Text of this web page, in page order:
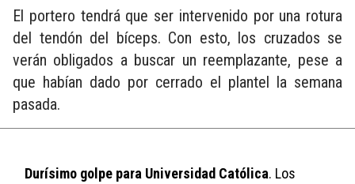
El portero tendrá que ser intervenido por una rotura
del tendón del bíceps. Con esto, los cruzados se
verán obligados a buscar un reemplazante, pese a
que habían dado por cerrado el plantel la semana
pasada.
Durísimo golpe para Universidad Católica. Los